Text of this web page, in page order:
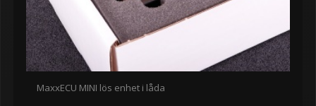
MaxxECU MINI lös enhet i låda